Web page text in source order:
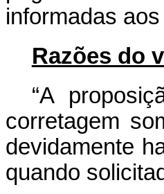
informadas
Razões do
“A
corretagem
devidamente
quando